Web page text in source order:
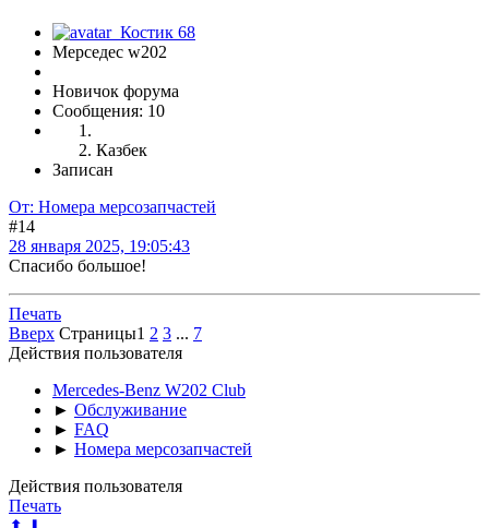
Мерседес w202
Новичок форума
Сообщения: 10
Казбек
Записан
От: Номера мерсозапчастей
#14
28 января 2025, 19:05:43
Спасибо большое!
Печать
Вверх Страницы1 2 3 ... 7
Действия пользователя
Mercedes-Benz W202 Club
► Обслуживание
► FAQ
► Номера мерсозапчастей
Действия пользователя
Печать